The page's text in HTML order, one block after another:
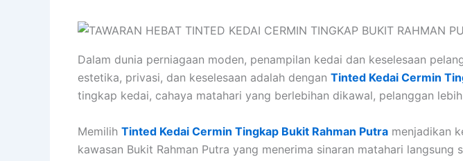
Dalam dunia perniagaan moden, penampilan kedai dan keselesaan
estetika, privasi, dan keselesaan adalah dengan Tinted Kedai Cermin
tingkap kedai, cahaya matahari yang berlebihan dikawal, pelanggan
Memilih Tinted Kedai Cermin Tingkap Bukit Rahman Putra menjadikan
kawasan Bukit Rahman Putra yang menerima sinaran matahari langsung